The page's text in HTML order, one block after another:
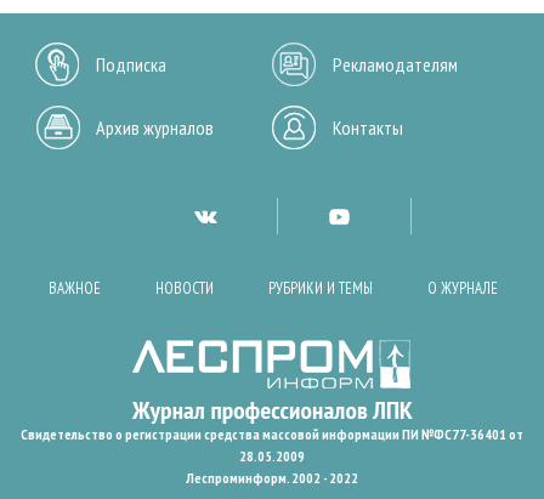
Подписка Рекламодателям
Архив журналов Контакты
ВАЖНОЕ НОВОСТИ РУБРИКИ И ТЕМЫ О ЖУРНАЛЕ
Свидетельство о регистрации средства массовой информации ПИ №ФС77-36401 от
28.05.2009
Леспроминформ. 2002 - 2022